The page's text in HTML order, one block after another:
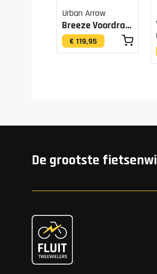
Urban Arrow
Breeze Voordrager Tas MIK
€ 119,95
De grootste